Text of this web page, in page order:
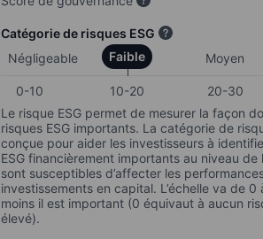
Catégorie de risques ESG
Négligeable
Faible Moyen
0-10 10-20 20-30
Le risque ESG permet de mesurer la façon
risques ESG importants. La catégorie de
conçue pour aider les investisseurs à
ESG financièrement importants au niveau de
sont susceptibles d’affecter les
investissements en capital. L’échelle va de
moins il est important (0 équivaut à aucun
élevé).